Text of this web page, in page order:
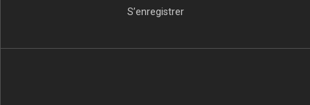
S’enregistrer